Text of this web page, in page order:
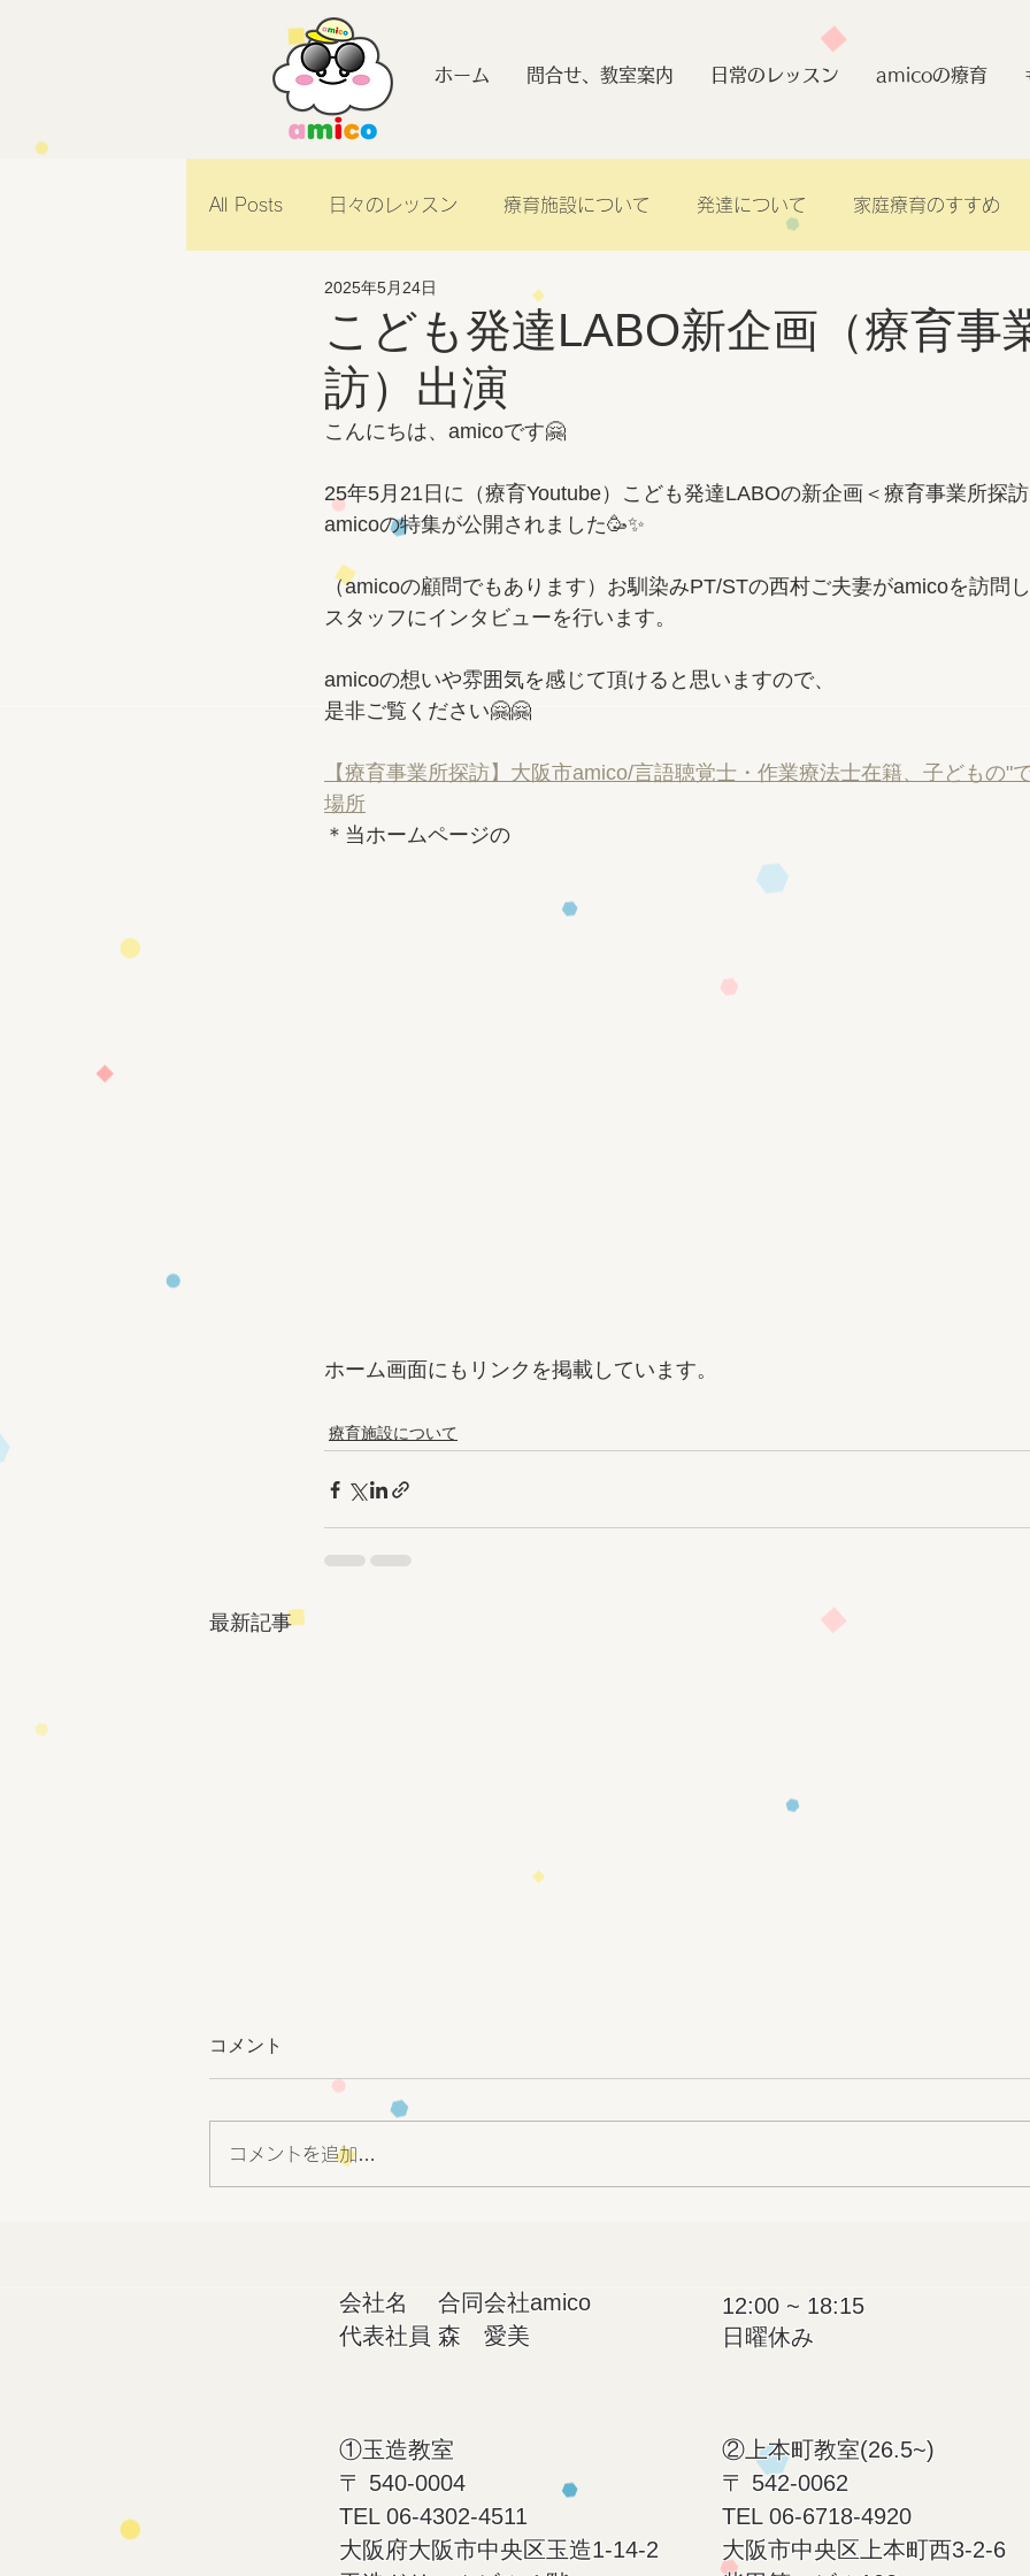
ホーム 問合せ、教室案内 日常のレッスン amicoの療育
All Posts 日々のレッスン 療育施設について 発達について 家庭療育のすすめ
amicoのご紹介
こども発達LABO新企画（療育事
訪）出演
2025年5月24日
こんにちは、amicoです🤗
25年5月21日に（療育Youtube）こども発達LABOの新企画＜療育事業所探訪
amicoの特集が公開されました🥳✨
（amicoの顧問でもあります）お馴染みPT/STの西村ご夫妻がamicoを訪問し
スタッフにインタビューを行います。
amicoの想いや雰囲気を感じて頂けると思いますので、
是非ご覧ください🤗🤗
【療育事業所探訪】大阪市amico/言語聴覚士・作業療法士在籍、子どもの"
場所
＊当ホームページの
ホーム画面にもリンクを掲載しています。
療育施設について
最新記事
療育施設の選び方
コメント
コメントを追加…
会社名 合同会社amico
代表社員 森 愛美
12:00 ~ 18:15
日曜休み​
①玉造教室
〒 540-0004
​TEL 06-4302-4511
大阪府大阪市中央区玉造1-14-2
②上本町教室(26.5~)
〒 542-0062
​TEL 06-6718-4920
大阪市中央区上本町西3-2-6